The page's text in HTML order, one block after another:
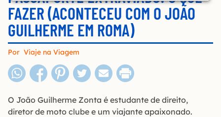
FAZER (ACONTECEU COM O JOÃO
GUILHERME EM ROMA)
Por Viaje na Viagem
O João Guilherme Zonta é estudante de direito,
diretor de moto clube e um viajante apaixonado.